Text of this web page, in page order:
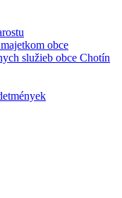
obce
služieb obce Chotín